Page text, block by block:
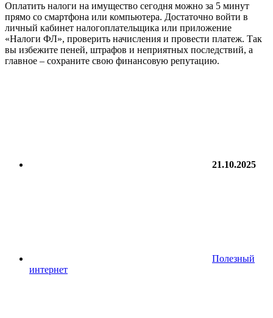
Оплатить налоги на имущество сегодня можно за 5 минут
прямо со смартфона или компьютера. Достаточно войти в
личный кабинет налогоплательщика или приложение
«Налоги ФЛ», проверить начисления и провести платеж. Так
вы избежите пеней, штрафов и неприятных последствий, а
главное – сохраните свою финансовую репутацию.
21.10.2025
Полезный
интернет